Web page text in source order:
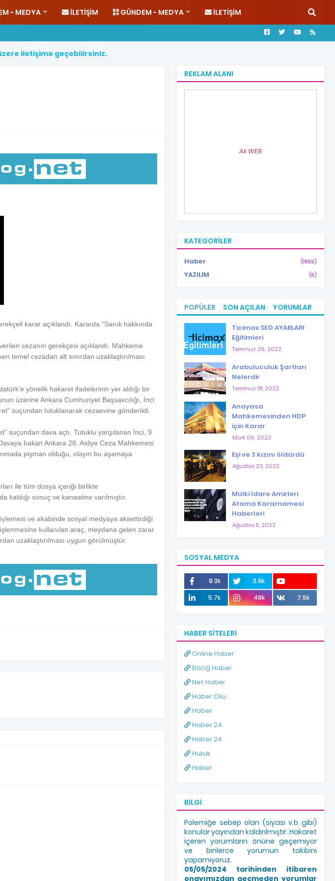
- MEDYA İLETIŞIM GÜNDEM - MEDYA İLETIŞIM
zere iletişime geçebilirsiniz.
karar açıklandı. Kararda "Sanık hakkında
cezanın gerekçesi açıklandı. Mahkeme
temel cezadan alt sınırdan uzaklaştırılması
yönelik hakaret ifadelerinin yer aldığı bir
üzerine Ankara Cumhuriyet Başsavcılığı, İnci
suçundan tutuklanarak cezaevine gönderildi.
suçundan dava açtı. Tutuklu yargılanan İnci, 9
bakan Ankara 28. Asliye Ceza Mahkemesi
pişman olduğu, olayın bu aşamaya
ile tüm dosya içeriği birlikte
kaldığı sonuç ve kanaatine varılmıştır.
ve akabinde sosyal medyaya aksettirdiği
kullanılan araç, meydana gelen zarar
uzaklaştırılması uygun görülmüştür.
REKLAM ALANI
Ak WEB
KATEGORILER
Haber (1955)
YAZILIM (6)
POPÜLER SON AÇILAN YORUMLAR
Ticimax SEO AYARLARI
Eğitimleri
Temmuz 26, 2022
Arabuluculuk Şartları
Nelerdir
Temmuz 18, 2022
Anayasa
Mahkemesinden HDP
için Karar
Mart 09, 2023
Eşi ve 3 kızını öldürdü
Ağustos 23, 2022
Mülki İdare Amirleri
Atama Kararnamesi
Haberleri
Ağustos 11, 2022
SOSYAL MEDYA
9.3k
3.9k
12.0k
5.7k 48k 7.5k
HABER SITELERI
Online Haber
Elazığ Haber
Net Haber
Haber Oku
Haber
Haber 24
Haber 24
Hukuk
Haber
BILGI
Polemiğe sebep olan (siyasi v.b gibi)
konular yayından kaldırılmıştır. Hakaret
içeren yorumların önüne geçemiyor
ve binlerce yorumun takibini
yapamıyoruz.
05/05/2024 tarihinden itibaren
onayımızdan geçmeden yorumlar